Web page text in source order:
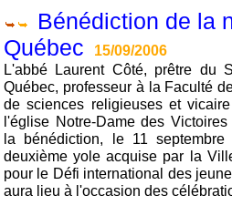
Bénédiction de la
Québec
15/09/2006
L'abbé Laurent Côté, prêtre du
Québec, professeur à la Faculté
de sciences religieuses et
l'église Notre-Dame des
la bénédiction, le 11
deuxième yole acquise par la
pour le Défi international des
aura lieu à l'occasion des